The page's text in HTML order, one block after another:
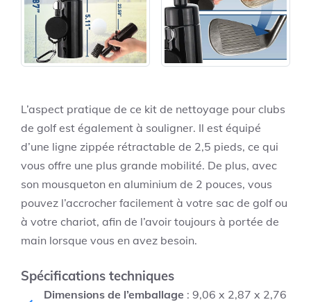
L’aspect pratique de ce kit de nettoyage pour clubs
de golf est également à souligner. Il est équipé
d’une ligne zippée rétractable de 2,5 pieds, ce qui
vous offre une plus grande mobilité. De plus, avec
son mousqueton en aluminium de 2 pouces, vous
pouvez l’accrocher facilement à votre sac de golf ou
à votre chariot, afin de l’avoir toujours à portée de
main lorsque vous en avez besoin.
Spécifications techniques
Dimensions de l’emballage : 9,06 x 2,87 x 2,76